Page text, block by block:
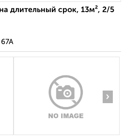
длительный срок, 13м², 2/5
›